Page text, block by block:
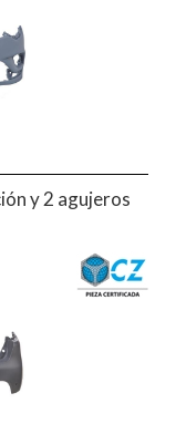
y 2 agujeros